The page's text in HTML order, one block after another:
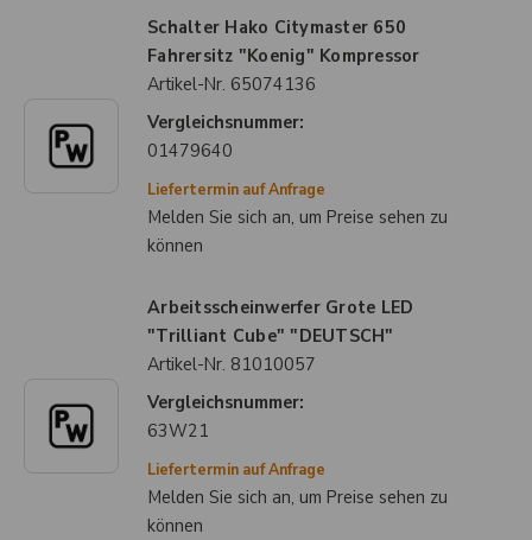
Schalter Hako Citymaster 650
Fahrersitz "Koenig" Kompressor
Artikel-Nr. 65074136
Vergleichsnummer:
01479640
Liefertermin auf Anfrage
Melden Sie sich an, um Preise sehen zu
können
Arbeitsscheinwerfer Grote LED
"Trilliant Cube" "DEUTSCH"
Artikel-Nr. 81010057
Vergleichsnummer:
63W21
Liefertermin auf Anfrage
Melden Sie sich an, um Preise sehen zu
können